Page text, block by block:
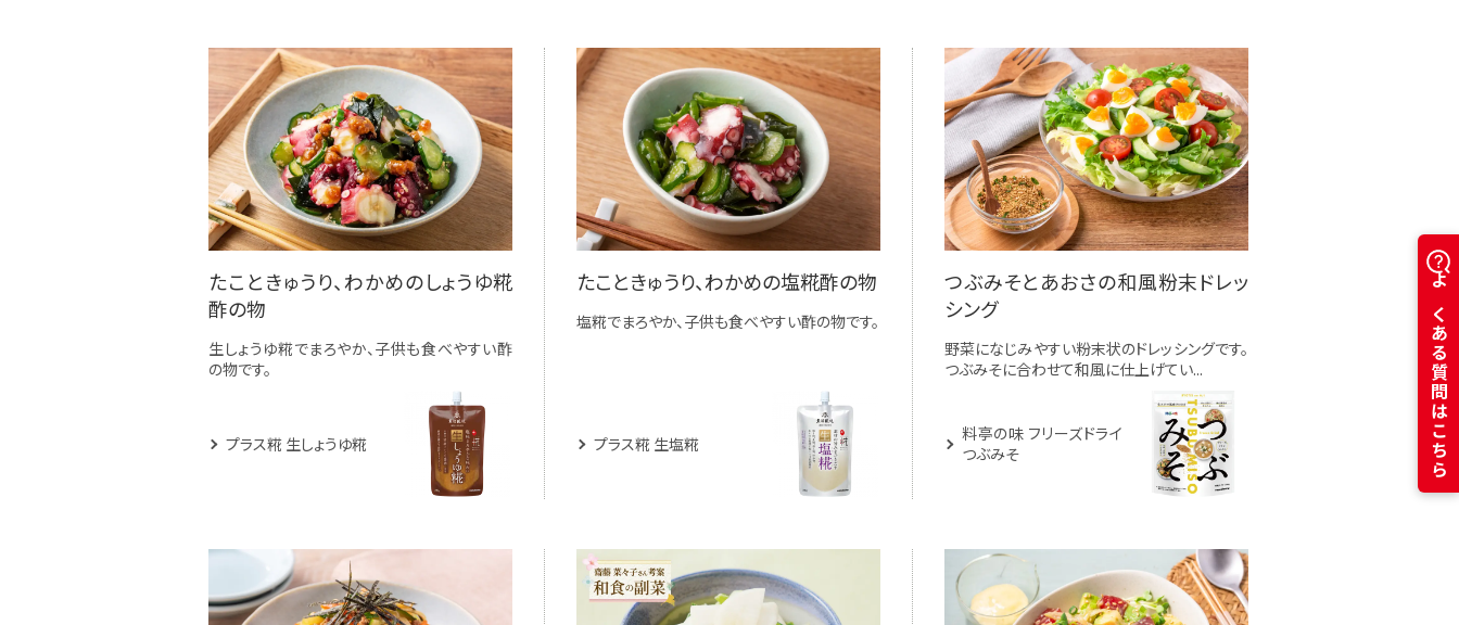
たこときゅうり、わかめのしょうゆ糀
酢の物
生しょうゆ糀でまろやか、子供も食べやすい酢
の物です。
プラス糀 生しょうゆ糀
たこときゅうり、わかめの塩糀酢の物
塩糀でまろやか、子供も食べやすい酢の物です。
プラス糀 生塩糀
つぶみそとあおさの和風粉末ドレッ
シング
野菜になじみやすい粉末状のドレッシングです。
つぶみそに合わせて和風に仕上げてい...
料亭の味 フリーズドライ
つぶみそ
よくある質問はこちら